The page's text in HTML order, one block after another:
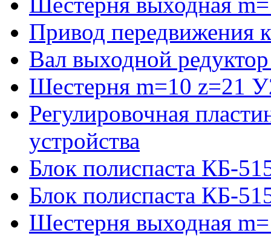
Привод передвижения
Вал выходной
Шестерня m=10 z=21
Регулировочная
устройства
Блок полиспаста КБ-
Блок полиспаста КБ-
Шестерня выходная